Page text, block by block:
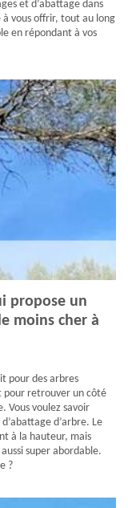
et d’abattage dans
à vous offrir, tout au long
en répondant à vos
propose un
moins cher à
pour des arbres
pour retrouver un côté
Vous voulez savoir
d’arbre. Le
à la hauteur, mais
super abordable.
?